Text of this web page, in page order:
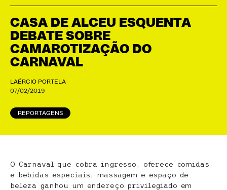
CASA DE ALCEU ESQUENTA
DEBATE SOBRE
CAMAROTIZAÇÃO DO
CARNAVAL
LAÉRCIO PORTELA
07/02/2019
REPORTAGENS
O Carnaval que cobra ingresso, oferece comidas
e bebidas especiais, massagem e espaço de
beleza ganhou um endereço privilegiado em